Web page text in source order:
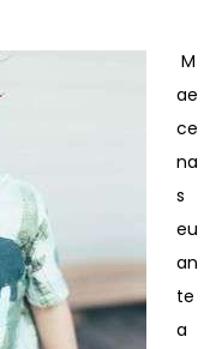
M
ae
ce
na
s
eu
an
te
a